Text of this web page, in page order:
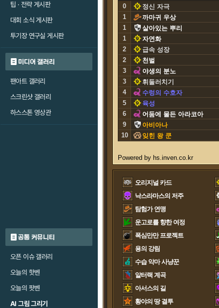
팁 · 전략 게시판
대회 소식 게시판
투기장 연구실 게시판
미디어 갤러리
팬아트 갤러리
스크린샷 갤러리
하스스톤 영상관
공통 커뮤니티
오픈 이슈 갤러리
오늘의 핫벤
오늘의 팟벤
AI 그림 그리기
0
정신 자극
1
까마귀 우상
1
살아있는 뿌리
1
자연화
2
급속 성장
2
천벌
3
야생의 분노
3
휘둘러치기
4
수렁의 수호자
5
육성
6
어둠에 물든 아라코아
9
아비아나
10
잊힌 왕 쿤
오리지널 카드
낙스라마스의 저주
탐험가 연맹
운고로를 향한 여정
폭심만만 프로젝트
용의 강림
수습 악마 사냥꾼
알터랙 계곡
아서스의 길
황야의 땅 결투